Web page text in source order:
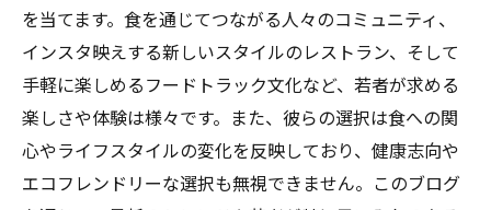
を当てます。食を通じてつながる人々のコミュニティ、
インスタ映えする新しいスタイルのレストラン、そして
手軽に楽しめるフードトラック文化など、若者が求める
楽しさや体験は様々です。また、彼らの選択は食への関
心やライフスタイルの変化を反映しており、健康志向や
エコフレンドリーな選択も無視できません。このブログ